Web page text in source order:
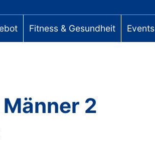
Fitness & Gesundheit Events
2